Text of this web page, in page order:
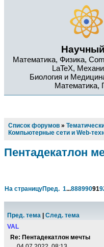
Математика, Физика,
LaTeX,
Биология и
Математика,
Список форумов »
Компьютерные сети и Web-
Пентадекатлон
На страницуПред. 1...88899091
Пред. тема
След. тема
VAL
Re: Пентадекатлон мечты